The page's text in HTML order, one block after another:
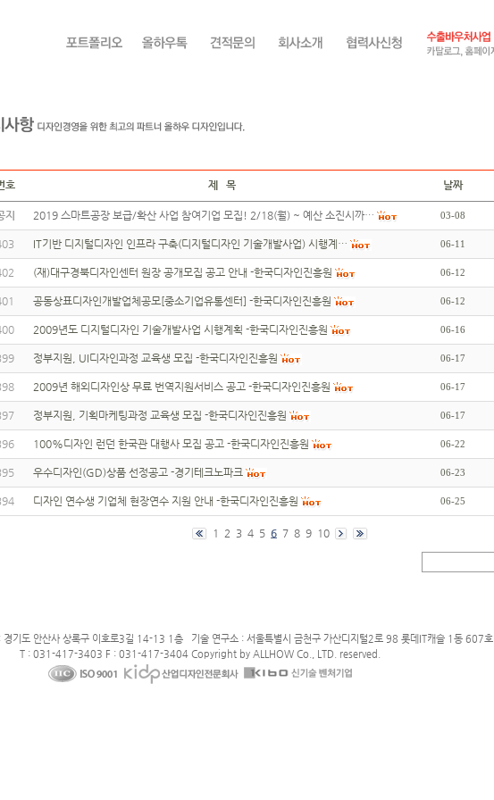
호
제 목 날짜
지 2019 스마트공장 보급/확산 사업 참여기업 모집! 2/18(월) ~ 예산 소진시까… 03-08
IT기반 디지털디자인 인프라 구축(디지털디자인 기술개발사업) 시행계… 06-11
(재)대구경북디자인센터 원장 공개모집 공고 안내 -한국디자인진흥원 06-12
공동상표디자인개발업체공모[중소기업유통센터] -한국디자인진흥원 06-12
2009년도 디지털디자인 기술개발사업 시행계획 -한국디자인진흥원 06-16
정부지원, UI디자인과정 교육생 모집 -한국디자인진흥원 06-17
2009년 해외디자인상 무료 번역지원서비스 공고 -한국디자인진흥원 06-17
정부지원, 기획마케팅과정 교육생 모집 -한국디자인진흥원 06-17
100%디자인 런던 한국관 대행사 모집 공고 -한국디자인진흥원 06-22
우수디자인(GD)상품 선정공고 -경기테크노파크 06-23
디자인 연수생 기업체 현장연수 지원 안내 -한국디자인진흥원 06-25
1 2 3 4 5 6 7 8 9 10
기도 안산사 상록구 이호로3길 14-13 1층 기술 연구소 : 서울특별시 금천구 가산디지털2로 98 롯데IT캐슬 1동 607호
T : 031-417-3403 F : 031-417-3404 Copyright by ALLHOW Co., LTD. reserved.